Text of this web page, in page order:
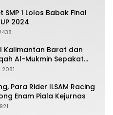
SMP 1 Lolos Babak Final
2024
Kalimantan Barat dan
Al-Mukmin Sepakat
2081
Para Rider ILSAM Racing
Enam Piala Kejurnas